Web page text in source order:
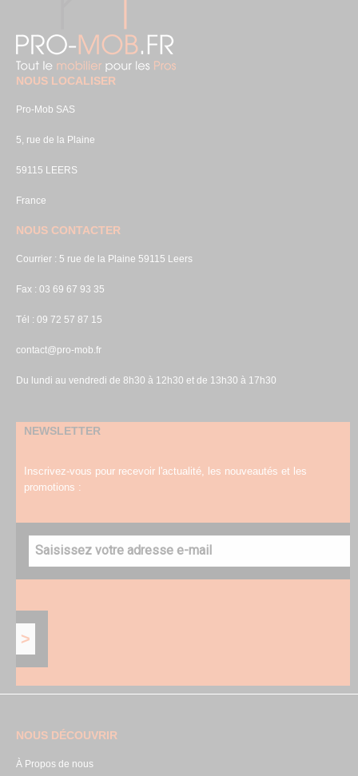
NOUS LOCALISER
Pro-Mob SAS
5, rue de la Plaine
59115 LEERS
France
NOUS CONTACTER
Courrier : 5 rue de la Plaine 59115 Leers
Fax : 03 69 67 93 35
Tél : 09 72 57 87 15
contact@pro-mob.fr
Du lundi au vendredi de 8h30 à 12h30 et de 13h30 à 17h30
NEWSLETTER
Inscrivez-vous pour recevoir l'actualité, les nouveautés et les
promotions :
NOUS DÉCOUVRIR
À Propos de nous